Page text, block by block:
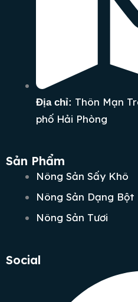
Địa chỉ: Thôn Mạn
phố Hải Phòng
Sản Phẩm
Nông Sản Sấy Khô
Nông Sản Dạng Bột
Nông Sản Tươi
Social